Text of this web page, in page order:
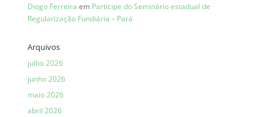
Diogo Ferreira em Participe do Seminário estadual de
Regularização Fundiária – Pará
Arquivos
julho 2026
junho 2026
maio 2026
abril 2026